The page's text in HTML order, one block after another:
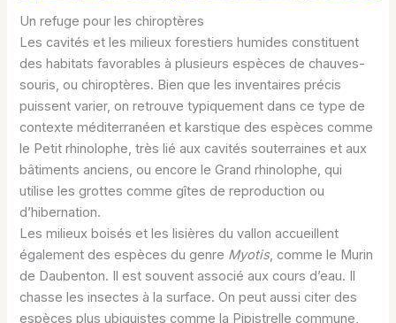
Un refuge pour les chiroptères
Les cavités et les milieux forestiers humides constituent
des habitats favorables à plusieurs espèces de chauves-
souris, ou chiroptères. Bien que les inventaires précis
puissent varier, on retrouve typiquement dans ce type de
contexte méditerranéen et karstique des espèces comme
le Petit rhinolophe, très lié aux cavités souterraines et aux
bâtiments anciens, ou encore le Grand rhinolophe, qui
utilise les grottes comme gîtes de reproduction ou
d’hibernation.
Les milieux boisés et les lisières du vallon accueillent
également des espèces du genre Myotis, comme le Murin
de Daubenton. Il est souvent associé aux cours d’eau. Il
chasse les insectes à la surface. On peut aussi citer des
espèces plus ubiquistes comme la Pipistrelle commune,